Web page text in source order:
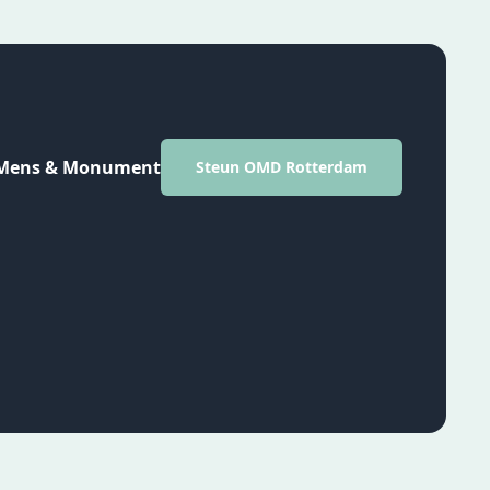
& Monument Steun OMD Rotterdam